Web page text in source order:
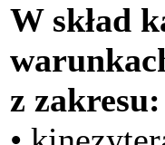
W skład
z zakresu: